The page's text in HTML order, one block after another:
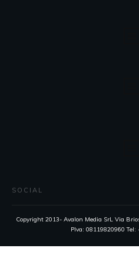
SOCIAL
Copyright 2013- Avalon Media SrL Via
PIva: 08119820960